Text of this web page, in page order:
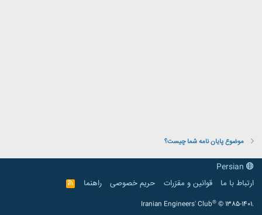
موضوع پایان نامه شما چیست؟
ارتباط با ما
قوانین و مقرّرات حریم خصوصی راهنما
R
S
Iranian Engineers' Club® © 1385-1401.